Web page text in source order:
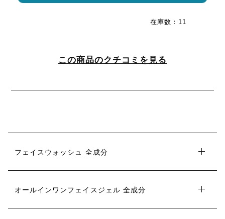
在庫数：11
この商品のクチコミを見る
フェイスウォッシュ 全成分
オールインワンフェイスジェル 全成分